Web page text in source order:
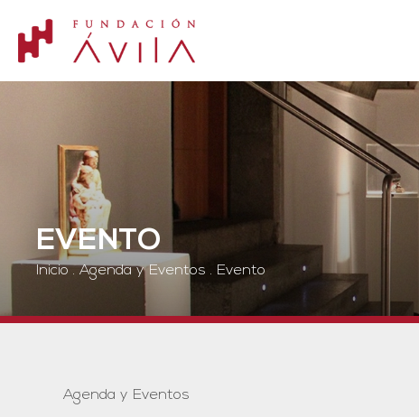
EVENTO
Inicio . Agenda y Eventos . Evento
Agenda y Eventos